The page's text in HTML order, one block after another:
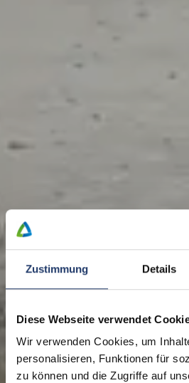
Zustimmung Details
Diese Webseite verwendet
Wir verwenden Cookies, um
personalisieren, Funktionen für
zu können und die Zugriffe auf